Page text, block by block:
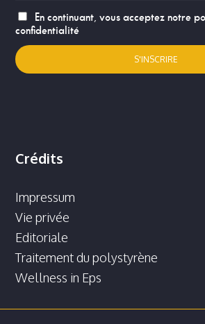
En continuant, vous acceptez notre
confidentialité
Crédits
Impressum
Vie privée
Editoriale
Traitement du polystyrène
Wellness in Eps